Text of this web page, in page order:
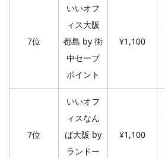
7位
いいオフ
ィス大阪
都島 by 街
中セーブ
ポイント
¥1,100
7位
いいオフ
ィスなん
ば大阪 by
ランドー
¥1,100